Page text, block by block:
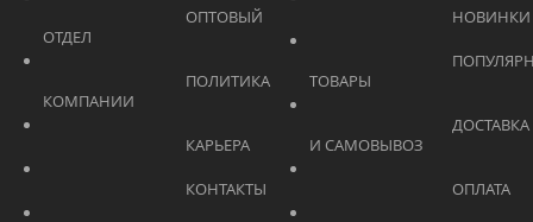
			    		КАРЬЕРА